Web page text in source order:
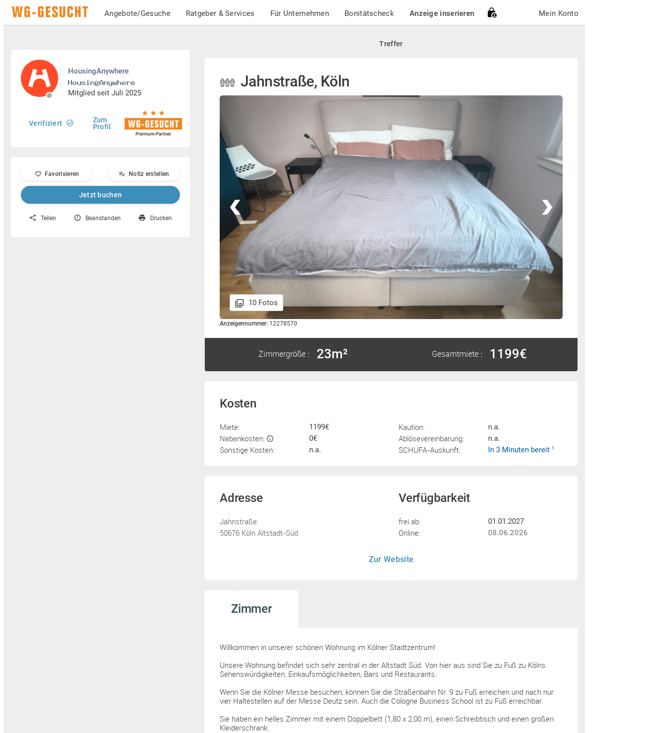
Angebote/Gesuche Ratgeber & Services Für Unternehmen Bonitätscheck Anzeige inserieren Mein Konto
Treffer
Jahnstraße, Köln
10 Fotos
Anzeigennummer: 12278570
Zimmergröße : 23m² Gesamtmiete : 1199€
Kosten
Miete: 1199€
Nebenkosten: 0€
Sonstige Kosten: n.a.
Kaution: n.a.
Ablösevereinbarung: n.a.
SCHUFA-Auskunft: In 3 Minuten bereit 1
Adresse
Jahnstraße
50676 Köln Altstadt-Süd
Verfügbarkeit
frei ab: 01.01.2027
Online: 08.06.2026
Zur Website
Zimmer
Willkommen in unserer schönen Wohnung im Kölner Stadtzentrum!
Unsere Wohnung befindet sich sehr zentral in der Altstadt Süd. Von hier aus sind Sie zu Fuß zu Kölns
Sehenswürdigkeiten, Einkaufsmöglichkeiten, Bars und Restaurants.
Wenn Sie die Kölner Messe besuchen, können Sie die Straßenbahn Nr. 9 zu Fuß erreichen und nach nur
vier Haltestellen auf der Messe Deutz sein. Auch die Cologne Business School ist zu Fuß erreichbar.
Sie haben ein helles Zimmer mit einem Doppelbett (1,80 x 2,00 m), einen Schreibtisch und einen großen
Kleiderschrank.
HousingAnywhere
Mitglied seit Juli 2025
Verifiziert
Zum
Profil
Favorisieren Notiz erstellen
Jetzt buchen
Teilen Beanstanden Drucken